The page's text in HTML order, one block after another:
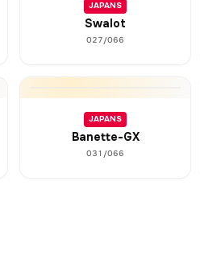
JAPANS
Swalot
027/066
JAPANS
Banette-GX
031/066